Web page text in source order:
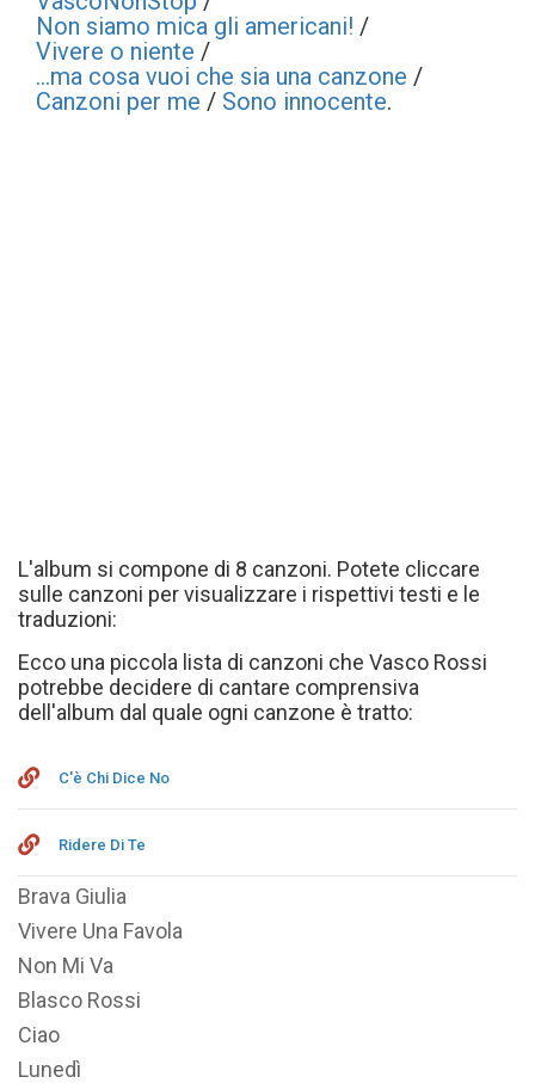
Non siamo mica gli americani! /
Vivere o niente /
...ma cosa vuoi che sia una canzone /
Canzoni per me / Sono innocente.
L'album si compone di 8 canzoni. Potete cliccare
sulle canzoni per visualizzare i rispettivi testi e le
traduzioni:
Ecco una piccola lista di canzoni che Vasco Rossi
potrebbe decidere di cantare comprensiva
dell'album dal quale ogni canzone è tratto:
C'è Chi Dice No
Ridere Di Te
Brava Giulia
Vivere Una Favola
Non Mi Va
Blasco Rossi
Ciao
Lunedì